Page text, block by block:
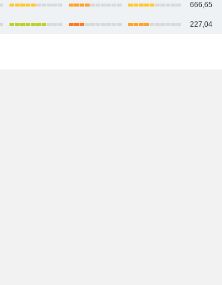
666,65
227,04